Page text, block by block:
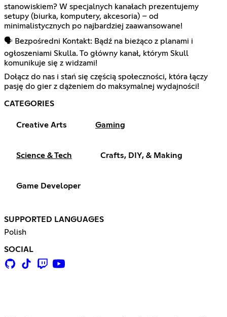
stanowiskiem? W specjalnych kanałach prezentujemy
setupy (biurka, komputery, akcesoria) – od
minimalistycznych po najbardziej zaawansowane!
🗣️ Bezpośredni Kontakt: Bądź na bieżąco z planami i
ogłoszeniami Skulla. To główny kanał, którym Skull
komunikuje się z widzami!
Dołącz do nas i stań się częścią społeczności, która łączy
pasję do gier z dążeniem do maksymalnej wydajności!
CATEGORIES
Creative Arts Gaming
Science & Tech Crafts, DIY, & Making
Game Developer
SUPPORTED LANGUAGES
Polish
SOCIAL